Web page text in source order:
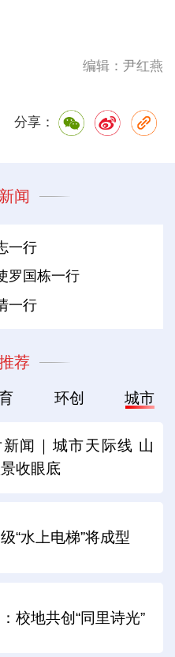
编辑：尹红燕
分享：
闻
一行
罗国栋一行
一行
荐
环创 城市
新闻｜城市天际线 山
收眼底
“水上电梯”将成型
校地共创“同里诗光”